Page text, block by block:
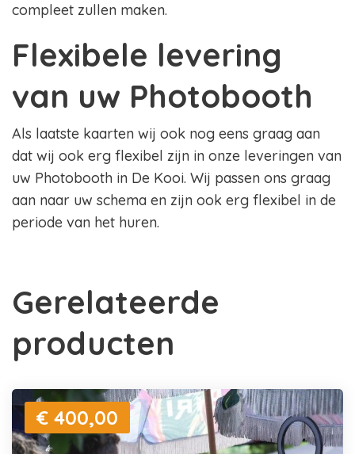
compleet zullen maken.
Flexibele levering
van uw Photobooth
Als laatste kaarten wij ook nog eens graag aan
dat wij ook erg flexibel zijn in onze leveringen van
uw Photobooth in De Kooi. Wij passen ons graag
aan naar uw schema en zijn ook erg flexibel in de
periode van het huren.
Gerelateerde
producten
€ 400,00